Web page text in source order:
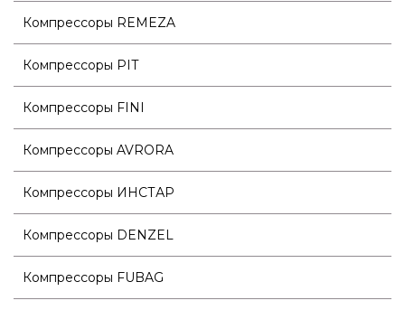
Компрессоры REMEZA
Компрессоры PIT
Компрессоры FINI
Компрессоры AVRORA
Компрессоры ИНСТАР
Компрессоры DENZEL
Компрессоры FUBAG